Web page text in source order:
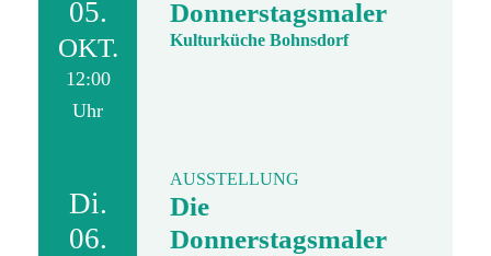
05.
OKT.
12:00
Uhr
Donnerstagsmaler
Kulturküche Bohnsdorf
Di.
06.
AUSSTELLUNG
Die
Donnerstagsmaler